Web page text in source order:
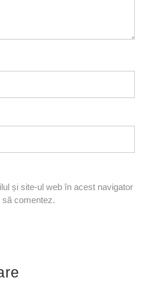
și site-ul web în acest navigator
să comentez.